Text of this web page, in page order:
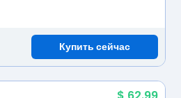
Купить сейчас